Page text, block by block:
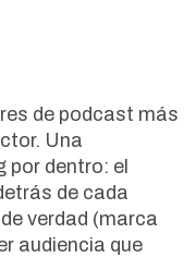
de podcast más
Una
por dentro: el
de cada
verdad (marca
audiencia que